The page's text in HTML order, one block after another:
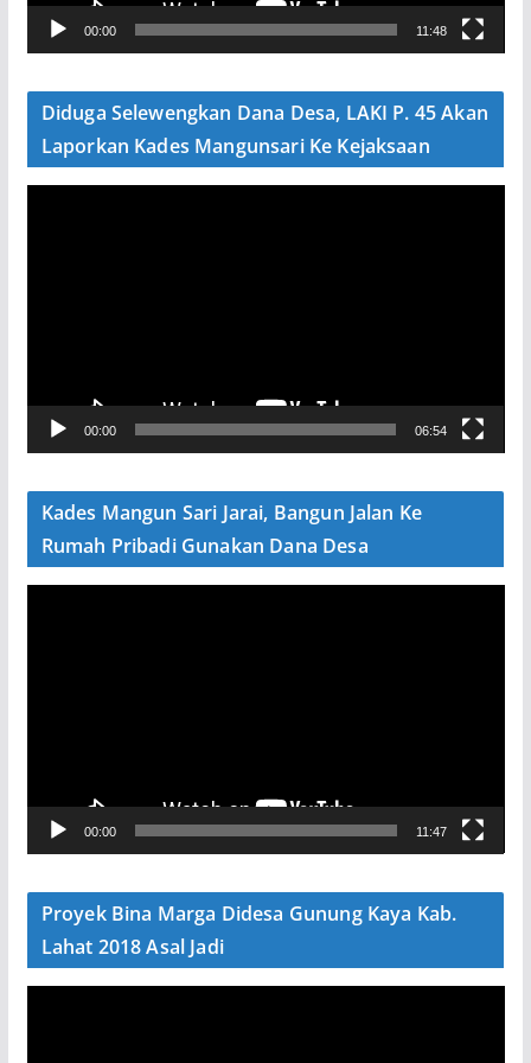
V
e
00:00 11:48
Diduga Selewengkan Dana Desa, LAKI P. 45 Akan
Laporkan Kades Mangunsari Ke Kejaksaan
V
e
00:00 06:54
Kades Mangun Sari Jarai, Bangun Jalan Ke
Rumah Pribadi Gunakan Dana Desa
V
e
00:00 11:47
Proyek Bina Marga Didesa Gunung Kaya Kab.
Lahat 2018 Asal Jadi